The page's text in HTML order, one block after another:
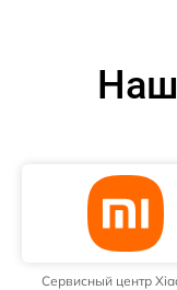
Сервисный центр